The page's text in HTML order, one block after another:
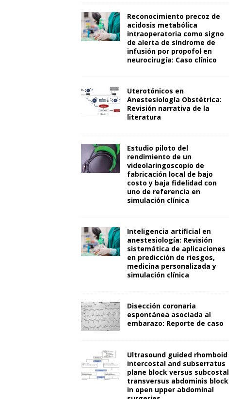
Reconocimiento precoz de
acidosis metabólica
intraoperatoria como signo
de alerta de síndrome de
infusión por propofol en
neurocirugía: Caso clínico
Uterotónicos en
Anestesiología Obstétrica:
Revisión narrativa de la
literatura
Estudio piloto del
rendimiento de un
videolaringoscopio de
fabricación local de bajo
costo y baja fidelidad con
uno de referencia en
simulación clínica
Inteligencia artificial en
anestesiología: Revisión
sistemática de aplicaciones
en predicción de riesgos,
medicina personalizada y
simulación clínica
Disección coronaria
espontánea asociada al
embarazo: Reporte de caso
Ultrasound guided rhomboid
intercostal and subserratus
plane block versus subcostal
transversus abdominis block
in open upper abdominal